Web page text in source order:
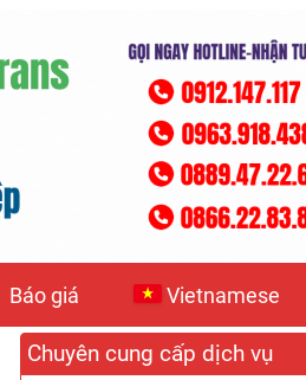
Báo giá Vietnamese
Chuyên cung cấp dịch vụ